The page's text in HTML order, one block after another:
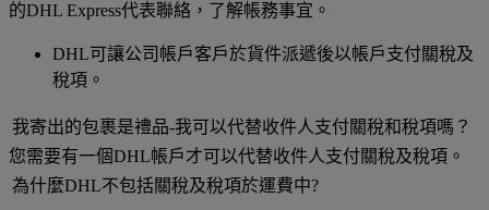
的DHL Express代表聯絡，了解帳務事宜。
DHL可讓公司帳戶客戶於貨件派遞後以帳戶支付關稅及
稅項。
我寄出的包裹是禮品-我可以代替收件人支付關稅和稅項嗎？
您需要有一個DHL帳戶才可以代替收件人支付關稅及稅項。
為什麼DHL不包括關稅及稅項於運費中?